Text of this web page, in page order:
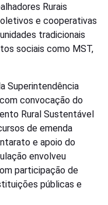
Rurais
e cooperativas
tradicionais
sociais como MST,
Superintendência
convocação do
Rural Sustentável
de emenda
e apoio do
envolveu
participação de
públicas e